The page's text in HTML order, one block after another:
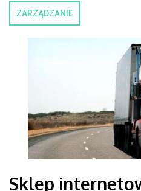
ZARZĄDZANIE
Sklep